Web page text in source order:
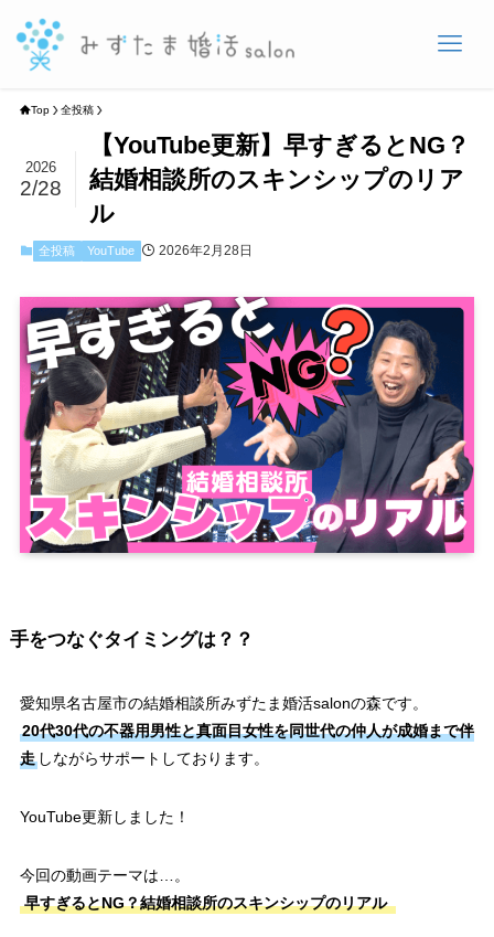
Top 全投稿
【YouTube更新】早すぎるとNG？
結婚相談所のスキンシップのリア
ル
2026
2/28
全投稿 YouTube 2026年2月28日
手をつなぐタイミングは？？
愛知県名古屋市の結婚相談所みずたま婚活salonの森です。
20代30代の不器用男性と真面目女性を同世代の仲人が成婚まで伴
走しながらサポートしております。
YouTube更新しました！
今回の動画テーマは…。
早すぎるとNG？結婚相談所のスキンシップのリアル